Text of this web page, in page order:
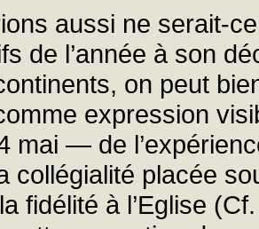
aussi ne serait-
de l’année à son
on peut
expression
mai — de
collégialité placée
fidélité à l’Eglise